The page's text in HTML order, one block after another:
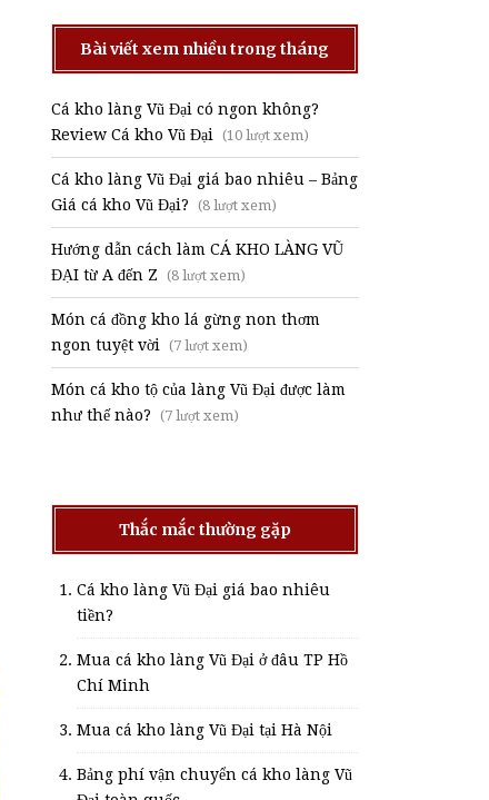
Bài viết xem nhiều trong tháng
Cá kho làng Vũ Đại có ngon không?
Review Cá kho Vũ Đại (10 lượt xem)
Cá kho làng Vũ Đại giá bao nhiêu – Bảng
Giá cá kho Vũ Đại? (8 lượt xem)
Hướng dẫn cách làm CÁ KHO LÀNG VŨ
ĐẠI từ A đến Z (8 lượt xem)
Món cá đồng kho lá gừng non thơm
ngon tuyệt vời (7 lượt xem)
Món cá kho tộ của làng Vũ Đại được làm
như thế nào? (7 lượt xem)
Thắc mắc thường gặp
Cá kho làng Vũ Đại giá bao nhiêu
tiền?
Mua cá kho làng Vũ Đại ở đâu TP Hồ
Chí Minh
Mua cá kho làng Vũ Đại tại Hà Nội
Bảng phí vận chuyển cá kho làng Vũ